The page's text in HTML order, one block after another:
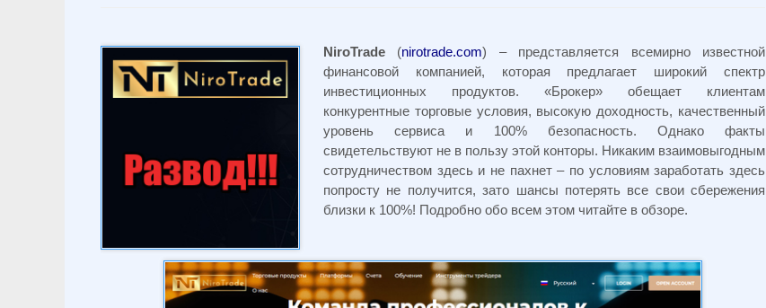
NiroTrade (nirotrade.com) – представляется всемирно известной
финансовой компанией, которая предлагает широкий спектр
инвестиционных продуктов. «Брокер» обещает клиентам
конкурентные торговые условия, высокую доходность, качественный
уровень сервиса и 100% безопасность. Однако факты
свидетельствуют не в пользу этой конторы. Никаким взаимовыгодным
сотрудничеством здесь и не пахнет – по условиям заработать здесь
попросту не получится, зато шансы потерять все свои сбережения
близки к 100%! Подробно обо всем этом читайте в обзоре.